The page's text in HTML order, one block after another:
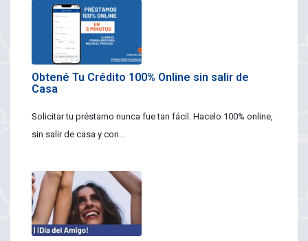
Obtené Tu Crédito 100% Online sin salir de
Casa
Solicitar tu préstamo nunca fue tan fácil. Hacelo 100% online,
sin salir de casa y con...